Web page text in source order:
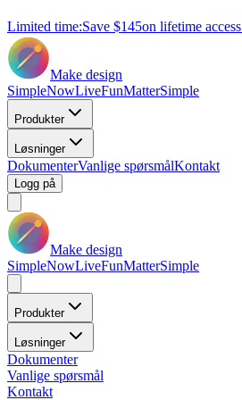
Limited time:Save $145on lifetime access
Make design
SimpleNowLiveFunMatterSimple
Produkter
Løsninger
DokumenterVanlige spørsmålKontakt
Logg på
Make design
SimpleNowLiveFunMatterSimple
Produkter
Løsninger
Dokumenter
Vanlige spørsmål
Kontakt